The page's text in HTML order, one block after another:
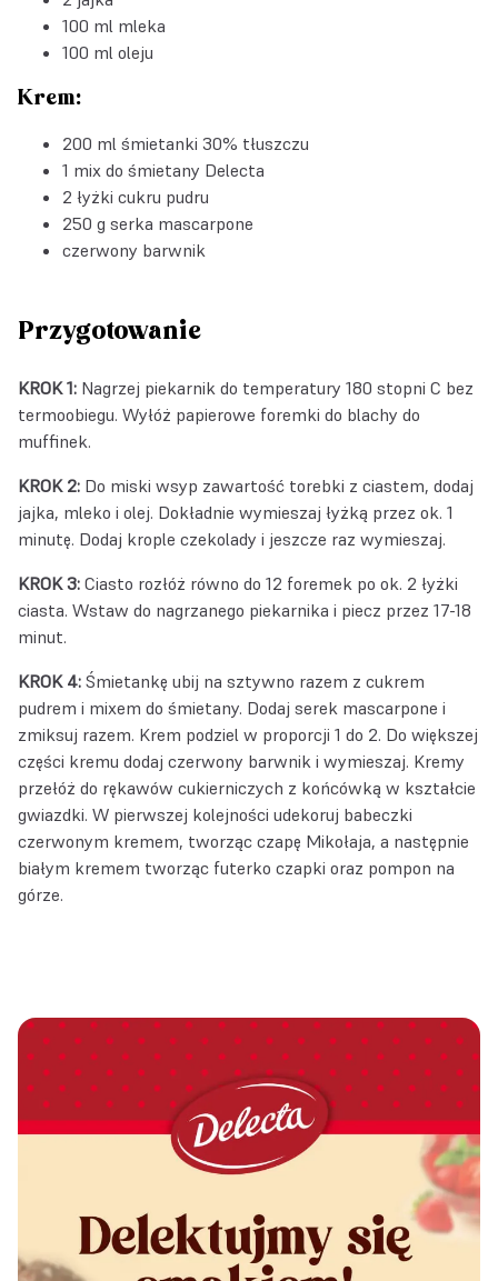
100 ml mleka
100 ml oleju
Krem:
200 ml śmietanki 30% tłuszczu
1 mix do śmietany Delecta
2 łyżki cukru pudru
250 g serka mascarpone
czerwony barwnik
Przygotowanie
KROK 1: Nagrzej piekarnik do temperatury 180 stopni C bez
termoobiegu. Wyłóż papierowe foremki do blachy do
muffinek.
KROK 2: Do miski wsyp zawartość torebki z ciastem, dodaj
jajka, mleko i olej. Dokładnie wymieszaj łyżką przez ok. 1
minutę. Dodaj krople czekolady i jeszcze raz wymieszaj.
KROK 3: Ciasto rozłóż równo do 12 foremek po ok. 2 łyżki
ciasta. Wstaw do nagrzanego piekarnika i piecz przez 17-18
minut.
KROK 4: Śmietankę ubij na sztywno razem z cukrem
pudrem i mixem do śmietany. Dodaj serek mascarpone i
zmiksuj razem. Krem podziel w proporcji 1 do 2. Do większej
części kremu dodaj czerwony barwnik i wymieszaj. Kremy
przełóż do rękawów cukierniczych z końcówką w kształcie
gwiazdki. W pierwszej kolejności udekoruj babeczki
czerwonym kremem, tworząc czapę Mikołaja, a następnie
białym kremem tworząc futerko czapki oraz pompon na
górze.